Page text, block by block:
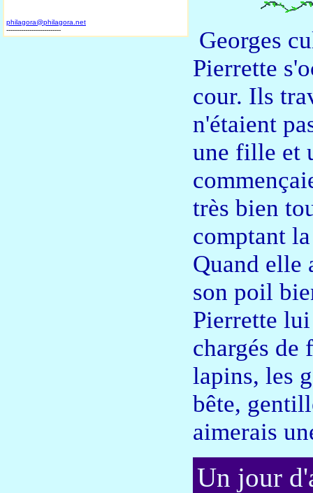
philagora@philagora.net
--------------------------
Georges
Pierrette
cour. Ils
n'étaient
une fille et
très bien
comptant
Quand elle
son poil
Pierrette
chargés de
lapins, les
bête,
aimerais
Un jour